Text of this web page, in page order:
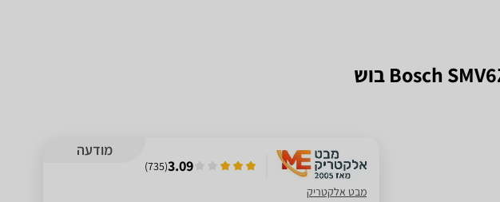
מודעה
3.09
(
735
)
מבט אלקטריק